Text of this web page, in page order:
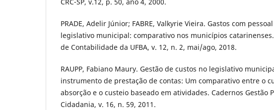
PRADE, Adelir Júnior; FABRE, Valkyrie Vieira. Gastos com
legislativo municipal: comparativo nos municípios
de Contabilidade da UFBA, v. 12, n. 2, mai/ago, 2018.
RAUPP, Fabiano Maury. Gestão de custos no legislativo
instrumento de prestação de contas: Um comparativo entre o
absorção e o custeio baseado em atividades. Cadernos Gestão
Cidadania, v. 16, n. 59, 2011.